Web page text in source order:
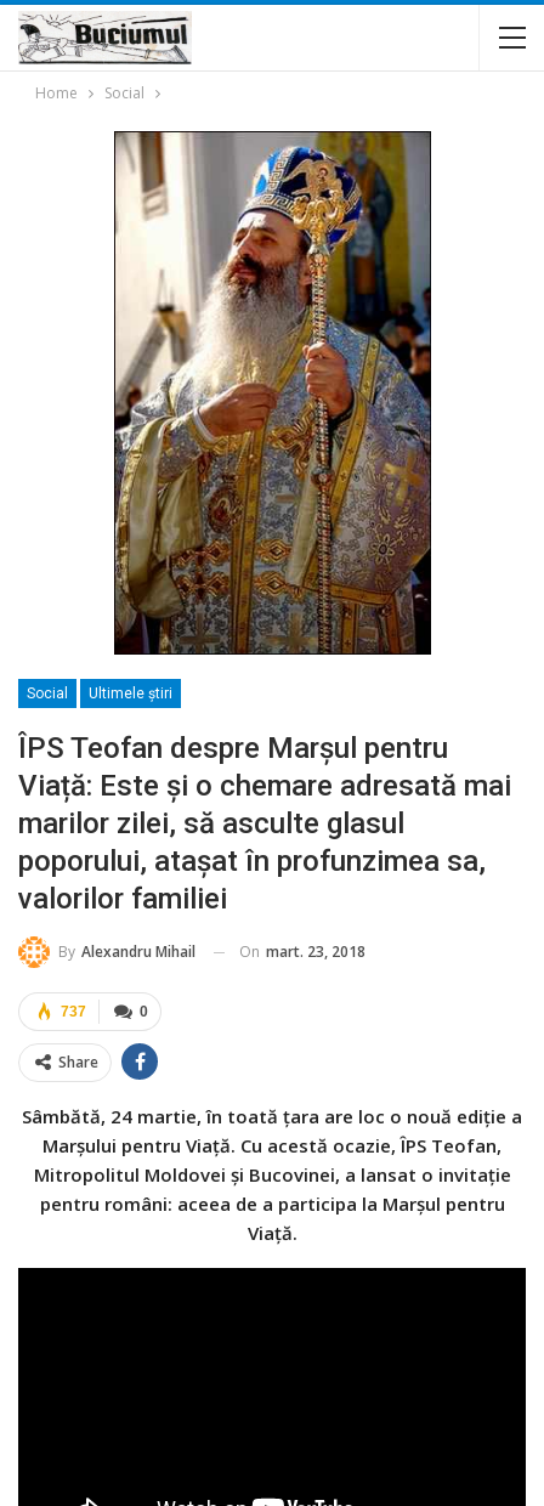
Home Social
Social Ultimele ştiri
ÎPS Teofan despre Marșul pentru
Viață: Este și o chemare adresată mai
marilor zilei, să asculte glasul
poporului, atașat în profunzimea sa,
valorilor familiei
By Alexandru Mihail On mart. 23, 2018
0
737
Share
Sâmbătă, 24 martie, în toată țara are loc o nouă ediție a
Marșului pentru Viață. Cu acestă ocazie, ÎPS Teofan,
Mitropolitul Moldovei și Bucovinei, a lansat o invitație
pentru români: aceea de a participa la Marșul pentru
Viață.